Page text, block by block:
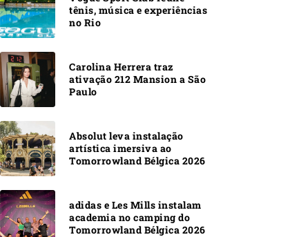
tênis, música e experiências
no Rio
Carolina Herrera traz
ativação 212 Mansion a São
Paulo
Absolut leva instalação
artística imersiva ao
Tomorrowland Bélgica 2026
adidas e Les Mills instalam
academia no camping do
Tomorrowland Bélgica 2026